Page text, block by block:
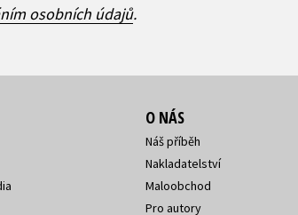
osobních údajů.
O NÁS
Náš příběh
Nakladatelství
Maloobchod
Pro autory